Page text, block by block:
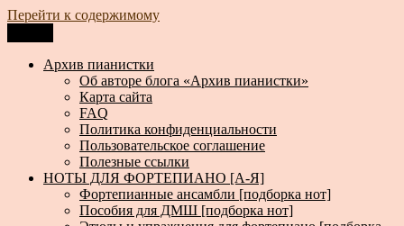
Перейти к содержимому
Архив пианистки
Всё для пианистов: ноты, книги, музыка, статьи…
Архив пианистки
Об авторе блога «Архив пианистки»
Карта сайта
FAQ
Политика конфиденциальности
Пользовательское соглашение
Полезные ссылки
НОТЫ ДЛЯ ФОРТЕПИАНО [А-Я]
Фортепианные ансамбли [подборка нот]
Пособия для ДМШ [подборка нот]